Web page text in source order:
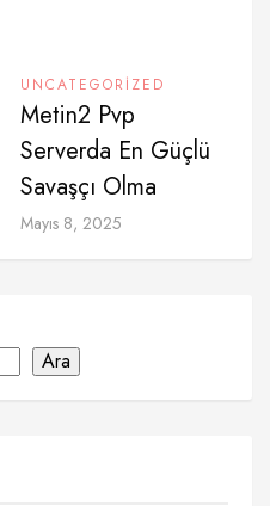
UNCATEGORIZED
Metin2 Pvp
Serverda En Güçlü
Savaşçı Olma
Mayıs 8, 2025
Ara